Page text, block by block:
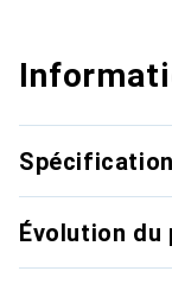
Évolution du